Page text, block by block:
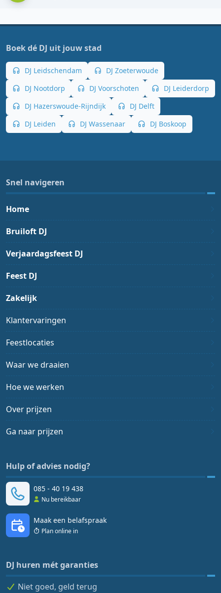
Boek dé DJ uit jouw stad
DJ Leidschendam
DJ Zoeterwoude
DJ Nootdorp
DJ Voorschoten
DJ Leiderdorp
DJ Hazerswoude-Rijndijk
DJ Delft
DJ Leiden
DJ Wassenaar DJ Boskoop
Snel navigeren
Home
Bruiloft DJ
Verjaardagsfeest DJ
Feest DJ
Zakelijk
Klantervaringen
Feestlocaties
Waar we draaien
Hoe we werken
Over prijzen
Ga naar prijzen
Hulp of advies nodig?
085 - 40 19 438
Nu bereikbaar
Maak een belafspraak
Plan online in
DJ huren mét garanties
Niet goed, geld terug